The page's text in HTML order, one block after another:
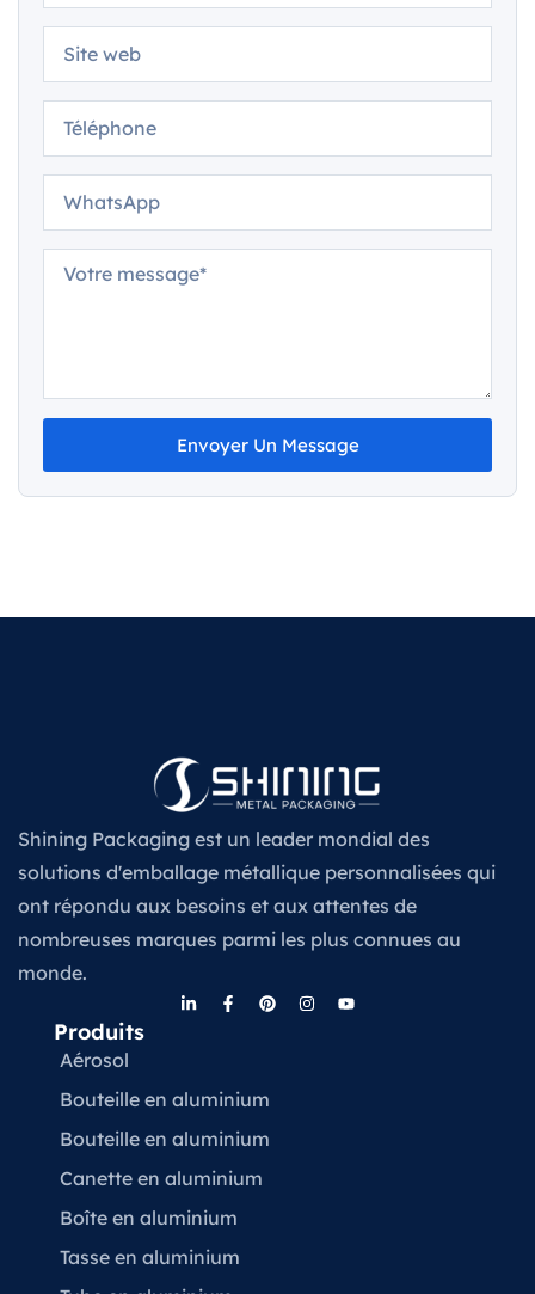
Envoyer Un Message
Shining Packaging est un leader mondial des
solutions d'emballage métallique personnalisées qui
ont répondu aux besoins et aux attentes de
nombreuses marques parmi les plus connues au
monde.
Produits
Aérosol
Bouteille en aluminium
Bouteille en aluminium
Canette en aluminium
Boîte en aluminium
Tasse en aluminium